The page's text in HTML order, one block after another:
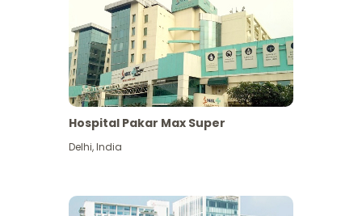
Hospital Pakar Max Super
Delhi,India